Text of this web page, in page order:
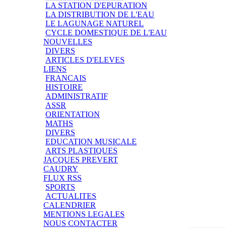
LA STATION D'EPURATION
LA DISTRIBUTION DE L'EAU
LE LAGUNAGE NATUREL
CYCLE DOMESTIQUE DE L'EAU
NOUVELLES
DIVERS
ARTICLES D'ELEVES
LIENS
FRANCAIS
HISTOIRE
ADMINISTRATIF
ASSR
ORIENTATION
MATHS
DIVERS
EDUCATION MUSICALE
ARTS PLASTIQUES
JACQUES PREVERT
CAUDRY
FLUX RSS
SPORTS
ACTUALITES
CALENDRIER
MENTIONS LEGALES
NOUS CONTACTER